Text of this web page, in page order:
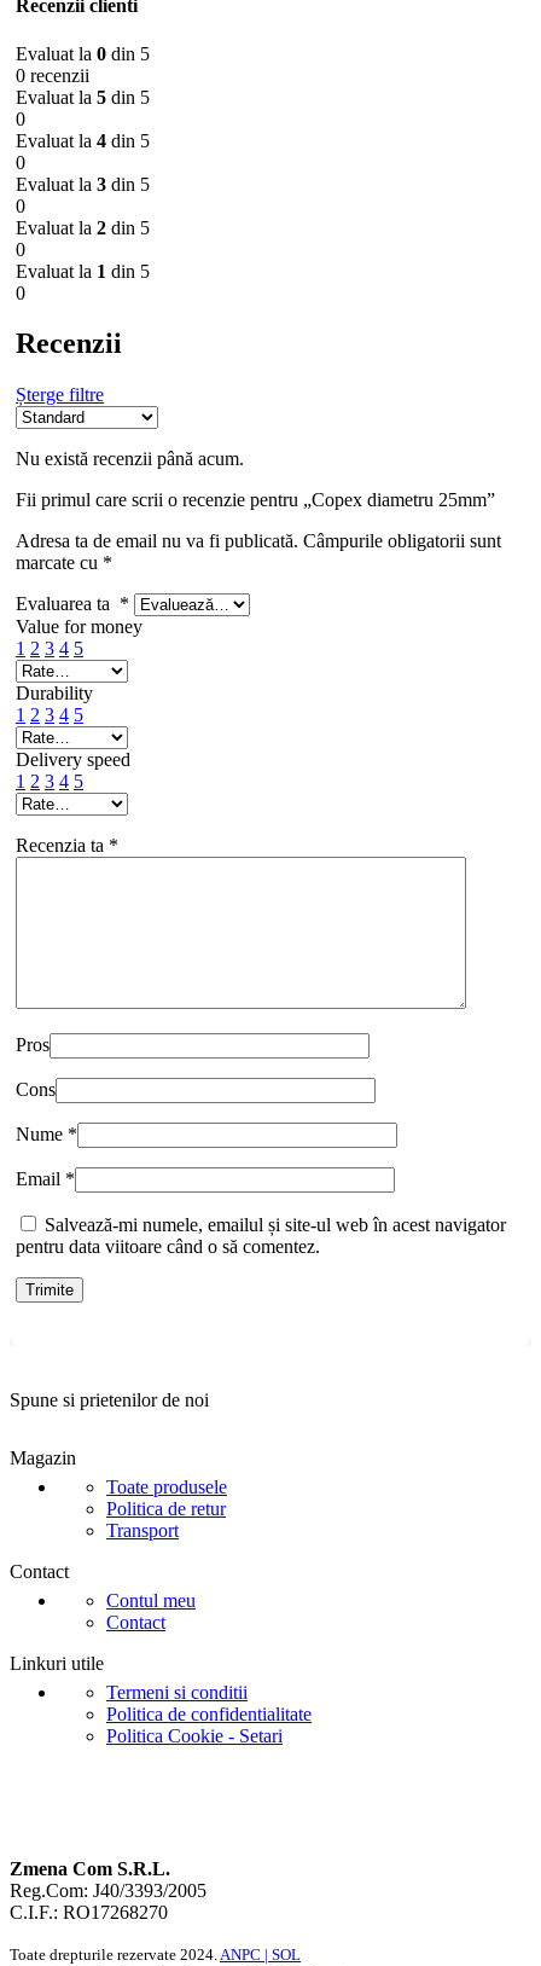
Recenzii clienti
Evaluat la 0 din 5
0 recenzii
Evaluat la 5 din 5
0
Evaluat la 4 din 5
0
Evaluat la 3 din 5
0
Evaluat la 2 din 5
0
Evaluat la 1 din 5
0
Recenzii
Șterge filtre
Nu există recenzii până acum.
Fii primul care scrii o recenzie pentru „Copex diametru 25mm”
Adresa ta de email nu va fi publicată. Câmpurile obligatorii sunt
marcate cu *
Evaluarea ta *
Value for money
1 2 3 4 5
Durability
1 2 3 4 5
Delivery speed
1 2 3 4 5
Recenzia ta *
Pros
Cons
Nume *
Email *
Salvează-mi numele, emailul și site-ul web în acest navigator
pentru data viitoare când o să comentez.
Spune si prietenilor de noi
Magazin
Toate produsele
Politica de retur
Transport
Contact
Contul meu
Contact
Linkuri utile
Termeni si conditii
Politica de confidentialitate
Politica Cookie - Setari
Zmena Com S.R.L.
Reg.Com: J40/3393/2005
C.I.F.: RO17268270
Toate drepturile rezervate 2024.ANPC | SOL